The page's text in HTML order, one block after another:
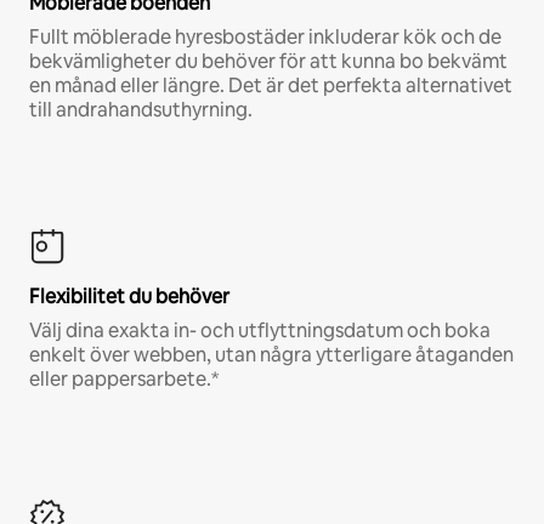
Fullt möblerade hyresbostäder inkluderar kök och de
bekvämligheter du behöver för att kunna bo bekvämt
en månad eller längre. Det är det perfekta alternativet
till andrahandsuthyrning.
Flexibilitet du behöver
Välj dina exakta in- och utflyttningsdatum och boka
enkelt över webben, utan några ytterligare åtaganden
eller pappersarbete.*